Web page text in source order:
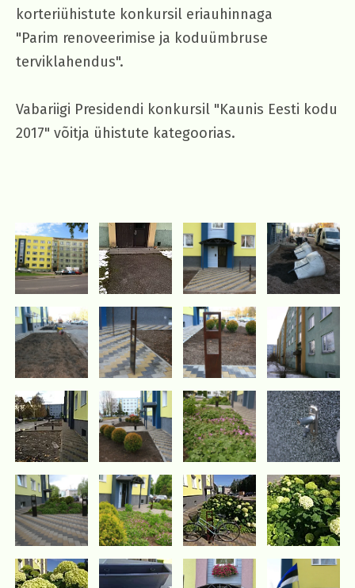
korteriühistute konkursil eriauhinnaga
"Parim renoveerimise ja koduümbruse
terviklahendus".
Vabariigi Presidendi konkursil "Kaunis Eesti kodu
2017" võitja ühistute kategoorias.